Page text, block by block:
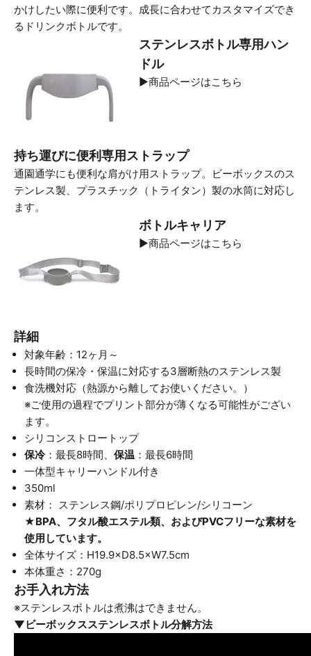
かけしたい際に便利です。成長に合わせてカスタマイズでき
るドリンクボトルです。
ステンレスボトル専用ハン
ドル
▶商品ページはこちら
持ち運びに便利専用ストラップ
通園通学にも便利な肩がけ用ストラップ。ビーボックスのス
テンレス製、プラスチック（トライタン）製の水筒に対応し
ます。
ボトルキャリア
▶商品ページはこちら
詳細
対象年齢：12ヶ月～
長時間の保冷・保温に対応する3層断熱のステンレス製
食洗機対応（熱源から離してお使いください。）
※ご使用の過程でプリント部分が薄くなる可能性がござい
ます。
シリコンストロートップ
保冷：最長8時間、 保温 ：最長6時間
一体型キャリーハンドル付き
350ml
素材： ステンレス鋼/ポリプロピレン/シリコーン
★BPA、フタル酸エステル類、およびPVCフリーな素材を
使用しています。
全体サイズ：H19.9×D8.5×W7.5cm
本体重さ：270g
お手入れ方法
※ステンレスボトルは煮沸はできません。
▼ビーボックスステンレスボトル分解方法